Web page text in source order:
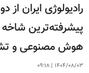
رادیولوژی ایران از
پیشرفته‌ترین
هوش مصنوعی و
1404/08/03
|
09:18